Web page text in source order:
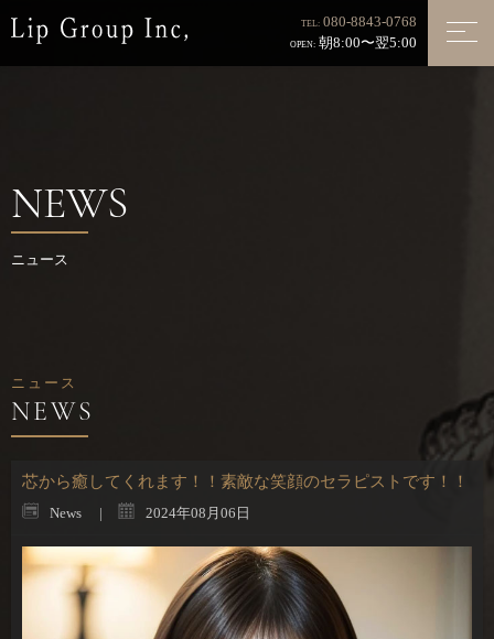
TEL: 080-8843-0768
OPEN: 朝8:00〜翌5:00
NEWS
ニュース
ニュース
芯から癒してくれます！！素敵な笑顔のセラピストです！！
News 2024年08月06日